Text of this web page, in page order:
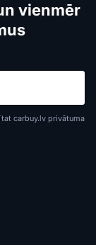
vienmēr
carbuy.lv privātuma